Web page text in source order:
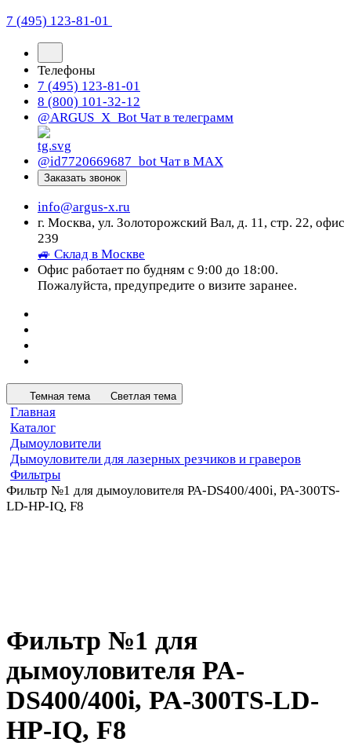
7 (495) 123-81-01
Телефоны
7 (495) 123-81-01
8 (800) 101-32-12
@ARGUS_X_Bot Чат в телеграмм
@id7720669687_bot Чат в МАХ
Заказать звонок
info@argus-x.ru
г. Москва, ул. Золоторожский Вал, д. 11, стр. 22, офис
239
🚙 Склад в Москве
Офис работает по будням с 9:00 до 18:00.
Пожалуйста, предупредите о визите заранее.
Темная тема Светлая тема
Главная
Каталог
Дымоуловители
Дымоуловители для лазерных резчиков и граверов
Фильтры
Фильтр №1 для дымоуловителя PA-DS400/400i, PA-300TS-
LD-HP-IQ, F8
Фильтр №1 для
дымоуловителя PA-
DS400/400i, PA-300TS-LD-
HP-IQ, F8